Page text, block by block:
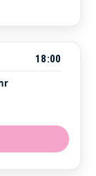
18:00